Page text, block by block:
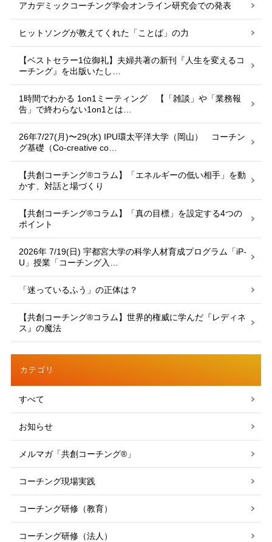
アカデミックコーチング学会オンライン研究会での発表
ヒットソングが教えてくれた「ことば」の力
【ベストセラー1位御礼】夫婦共著の新刊『人生を変えるコ
ーチング』を出版いたし…
1時間でわかる 1on1ミーティング 【「雑談」や「業務報
告」で終わらない1on1とは…
26年7/27(月)〜29(水) IPU環太平洋大学（岡山） コーチン
グ基礎（Co-creative co…
【共創コーチング®︎コラム】「エネルギーの低い相手」を動
かす、対話と場づくり
【共創コーチング®︎コラム】「真の目標」を設定する4つの
ポイント
2026年 7/19(日) 宇都宮大学の科学人材育成プログラム「iP-
U」授業「コーチング入…
「迷っているふう」の正体は？
【共創コーチング®︎コラム】世界的権威に学んだ『レディネ
ス』の魔法
カテゴリ
すべて
お知らせ
メルマガ「共創コーチング®」
コーチング現場実践
コーチング研修（教育）
コーチング研修（法人）